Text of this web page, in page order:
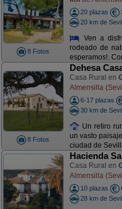
8 Fotos
20 plazas
20 km de
Ven a
rodeado de
esperamos!.
8 Fotos
Dehesa
Casa Rural en
Almensilla
6-17 plazas
30 km de
Un retiro
un vasto
ciudad de
Hacienda
Casa Rural en
Almensilla
10 plazas
28 km de